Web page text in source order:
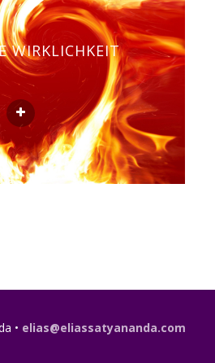
WIRKLICHKEIT
• elias@eliassatyananda.com